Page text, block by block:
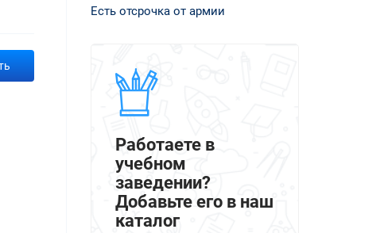
Есть отсрочка от армии
Работаете в
учебном
заведении?
Добавьте его в наш
каталог